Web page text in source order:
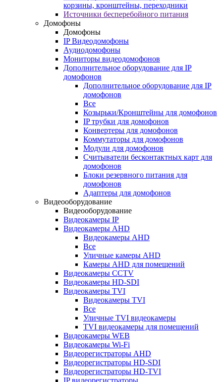
корзины, кронштейны, переходники
Источники бесперебойного питания
Домофоны
Домофоны
IP Видеодомофоны
Аудиодомофоны
Мониторы видеодомофонов
Дополнительное оборудование для IP
домофонов
Дополнительное оборудование для IP
домофонов
Все
Козырьки/Кронштейны для домофонов
IP трубки для домофонов
Конвертеры для домофонов
Коммутаторы для домофонов
Модули для домофонов
Считыватели бесконтактных карт для
домофонов
Блоки резервного питания для
домофонов
Адаптеры для домофонов
Видеооборудование
Видеооборудование
Видеокамеры IP
Видеокамеры AHD
Видеокамеры AHD
Все
Уличные камеры AHD
Камеры AHD для помещений
Видеокамеры CCTV
Видеокамеры HD-SDI
Видеокамеры TVI
Видеокамеры TVI
Все
Уличные TVI видеокамеры
TVI видеокамеры для помещений
Видеокамеры WEB
Видеокамеры Wi-Fi
Видеорегистраторы AHD
Видеорегистраторы HD-SDI
Видеорегистраторы HD-TVI
IP видеорегистраторы